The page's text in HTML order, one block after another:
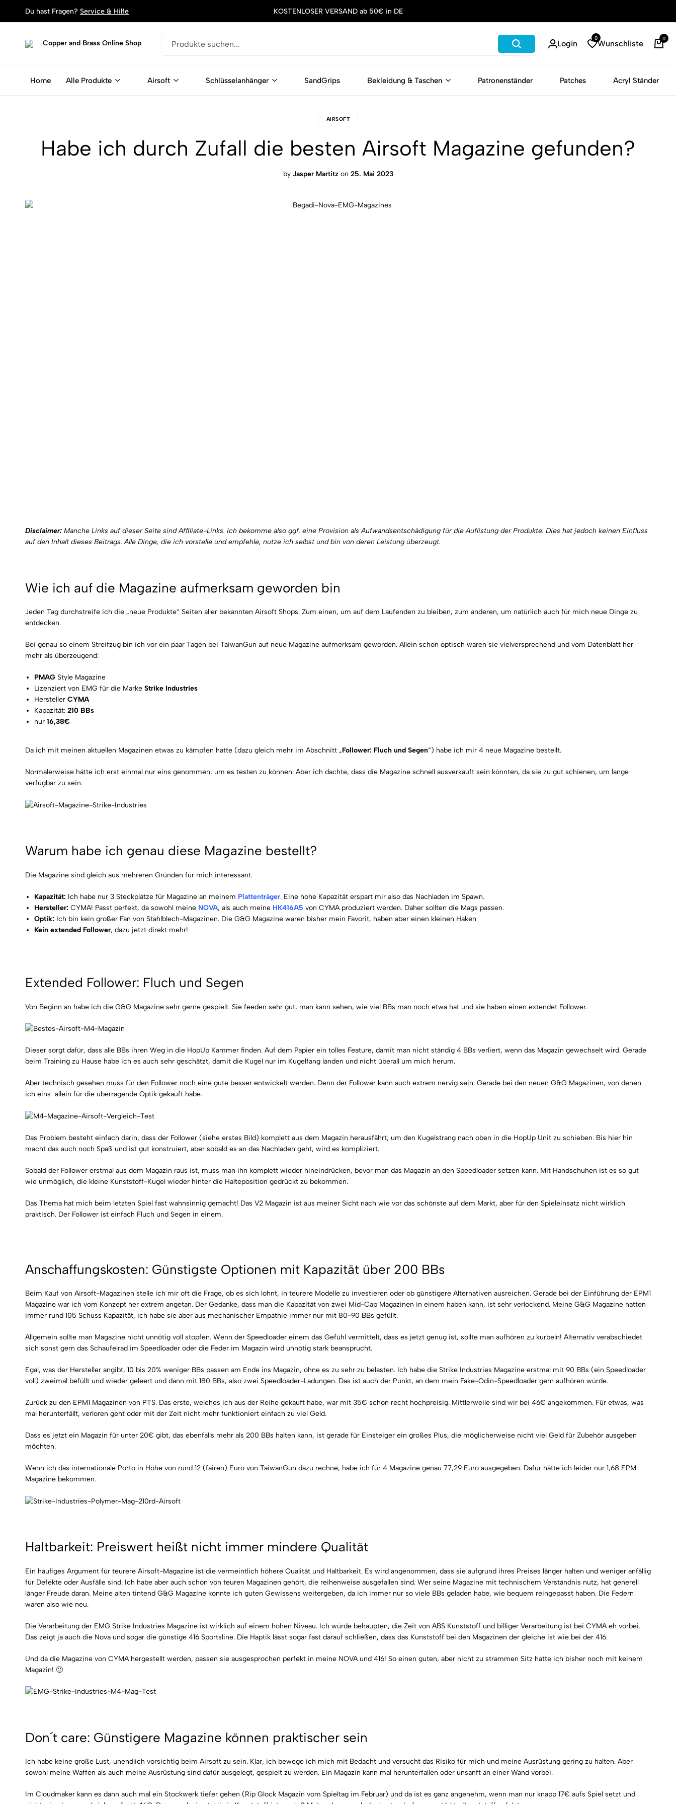
Du hast Fragen? Service & Hilfe KOSTENLOSER VERSAND ab 50€ in DE
Online
Schlüsselanhänger,
Patronen
Login
0
Wunschliste
0
Home Alle Produkte Airsoft Schlüsselanhänger SandGrips Bekleidung & Taschen Patronenständer Patches Acryl Ständer
AIRSOFT
Habe ich durch Zufall die besten Airsoft Magazine gefunden?
by Jasper Martitz on 25. Mai 2023
Disclaimer: Manche Links auf dieser Seite sind Affiliate-Links. Ich bekomme also ggf. eine Provision als Aufwandsentschädigung für die Auflistung der Produkte. Dies hat jedoch keinen Einfluss
auf den Inhalt dieses Beitrags. Alle Dinge, die ich vorstelle und empfehle, nutze ich selbst und bin von deren Leistung überzeugt.
Wie ich auf die Magazine aufmerksam geworden bin
Jeden Tag durchstreife ich die „neue Produkte“ Seiten aller bekannten Airsoft Shops. Zum einen, um auf dem Laufenden zu bleiben, zum anderen, um natürlich auch für mich neue Dinge zu
entdecken.
Bei genau so einem Streifzug bin ich vor ein paar Tagen bei TaiwanGun auf neue Magazine aufmerksam geworden. Allein schon optisch waren sie vielversprechend und vom Datenblatt her
mehr als überzeugend:
PMAG Style Magazine
Lizenziert von EMG für die MarkeStrike Industries
HerstellerCYMA
Kapazität:210 BBs
nur16,38€
Da ich mit meinen aktuellen Magazinen etwas zu kämpfen hatte (dazu gleich mehr im Abschnitt „Follower: Fluch und Segen“) habe ich mir 4 neue Magazine bestellt.
Normalerweise hätte ich erst einmal nur eins genommen, um es testen zu können. Aber ich dachte, dass die Magazine schnell ausverkauft sein könnten, da sie zu gut schienen, um lange
verfügbar zu sein.
Warum habe ich genau diese Magazine bestellt?
Die Magazine sind gleich aus mehreren Gründen für mich interessant.
Kapazität: Ich habe nur 3 Steckplätze für Magazine an meinem Plattenträger. Eine hohe Kapazität erspart mir also das Nachladen im Spawn.
Hersteller:CYMA! Passt perfekt, da sowohl meine NOVA, als auch meine HK416A5 von CYMA produziert werden. Daher sollten die Mags passen.
Optik: Ich bin kein großer Fan von Stahlblech-Magazinen. Die G&G Magazine waren bisher mein Favorit, haben aber einen kleinen Haken
Kein extended Follower, dazu jetzt direkt mehr!
Extended Follower: Fluch und Segen
Von Beginn an habe ich die G&G Magazine sehr gerne gespielt. Sie feeden sehr gut, man kann sehen, wie viel BBs man noch etwa hat und sie haben einen extendet Follower.
Dieser sorgt dafür, dass alle BBs ihren Weg in die HopUp Kammer finden. Auf dem Papier ein tolles Feature, damit man nicht ständig 4 BBs verliert, wenn das Magazin gewechselt wird. Gerade
beim Training zu Hause habe ich es auch sehr geschätzt, damit die Kugel nur im Kugelfang landen und nicht überall um mich herum.
Aber technisch gesehen muss für den Follower noch eine gute besser entwickelt werden. Denn der Follower kann auch extrem nervig sein. Gerade bei den neuen G&G Magazinen, von denen
ich eins allein für die überragende Optik gekauft habe.
Das Problem besteht einfach darin, dass der Follower (siehe erstes Bild) komplett aus dem Magazin herausfährt, um den Kugelstrang nach oben in die HopUp Unit zu schieben. Bis hier hin
macht das auch noch Spaß und ist gut konstruiert, aber sobald es an das Nachladen geht, wird es kompliziert.
Sobald der Follower erstmal aus dem Magazin raus ist, muss man ihn komplett wieder hineindrücken, bevor man das Magazin an den Speedloader setzen kann. Mit Handschuhen ist es so gut
wie unmöglich, die kleine Kunststoff-Kugel wieder hinter die Halteposition gedrückt zu bekommen.
Das Thema hat mich beim letzten Spiel fast wahnsinnig gemacht! Das V2 Magazin ist aus meiner Sicht nach wie vor das schönste auf dem Markt, aber für den Spieleinsatz nicht wirklich
praktisch. Der Follower ist einfach Fluch und Segen in einem.
Anschaffungskosten: Günstigste Optionen mit Kapazität über 200 BBs
Beim Kauf von Airsoft-Magazinen stelle ich mir oft die Frage, ob es sich lohnt, in teurere Modelle zu investieren oder ob günstigere Alternativen ausreichen. Gerade bei der Einführung der EPM1
Magazine war ich vom Konzept her extrem angetan. Der Gedanke, dass man die Kapazität von zwei Mid-Cap Magazinen in einem haben kann, ist sehr verlockend. Meine G&G Magazine hatten
immer rund 105 Schuss Kapazität, ich habe sie aber aus mechanischer Empathie immer nur mit 80-90 BBs gefüllt.
Allgemein sollte man Magazine nicht unnötig voll stopfen. Wenn der Speedloader einem das Gefühl vermittelt, dass es jetzt genug ist, sollte man aufhören zu kurbeln! Alternativ verabschiedet
sich sonst gern das Schaufelrad im Speedloader oder die Feder im Magazin wird unnötig stark beansprucht.
Egal, was der Hersteller angibt, 10 bis 20% weniger BBs passen am Ende ins Magazin, ohne es zu sehr zu belasten. Ich habe die Strike Industries Magazine erstmal mit 90 BBs (ein Speedloader
voll) zweimal befüllt und wieder geleert und dann mit 180 BBs, also zwei Speedloader-Ladungen. Das ist auch der Punkt, an dem mein Fake-Odin-Speedloader gern aufhören würde.
Zurück zu den EPM1 Magazinen von PTS. Das erste, welches ich aus der Reihe gekauft habe, war mit 35€ schon recht hochpreisig. Mittlerweile sind wir bei 46€ angekommen. Für etwas, was
mal herunterfällt, verloren geht oder mit der Zeit nicht mehr funktioniert einfach zu viel Geld.
Dass es jetzt ein Magazin für unter 20€ gibt, das ebenfalls mehr als 200 BBs halten kann, ist gerade für Einsteiger ein großes Plus, die möglicherweise nicht viel Geld für Zubehör ausgeben
möchten.
Wenn ich das internationale Porto in Höhe von rund 12 (fairen) Euro von TaiwanGun dazu rechne, habe ich für 4 Magazine genau 77,29 Euro ausgegeben. Dafür hätte ich leider nur 1,68 EPM
Magazine bekommen.
Haltbarkeit: Preiswert heißt nicht immer mindere Qualität
Ein häufiges Argument für teurere Airsoft-Magazine ist die vermeintlich höhere Qualität und Haltbarkeit. Es wird angenommen, dass sie aufgrund ihres Preises länger halten und weniger anfällig
für Defekte oder Ausfälle sind. Ich habe aber auch schon von teuren Magazinen gehört, die reihenweise ausgefallen sind. Wer seine Magazine mit technischem Verständnis nutz, hat generell
länger Freude daran. Meine alten tintend G&G Magazine konnte ich guten Gewissens weitergeben, da ich immer nur so viele BBs geladen habe, wie bequem reingepasst haben. Die Federn
waren also wie neu.
Die Verarbeitung der EMG Strike Industries Magazine ist wirklich auf einem hohen Niveau. Ich würde behaupten, die Zeit von ABS Kunststoff und billiger Verarbeitung ist bei CYMA eh vorbei.
Das zeigt ja auch die Nova und sogar die günstige 416 Sportsline. Die Haptik lässt sogar fast darauf schließen, dass das Kunststoff bei den Magazinen der gleiche ist wie bei der 416.
Und da die Magazine von CYMA hergestellt werden, passen sie ausgesprochen perfekt in meine NOVA und 416! So einen guten, aber nicht zu strammen Sitz hatte ich bisher noch mit keinem
Magazin! 🙂
Don´t care: Günstigere Magazine können praktischer sein
Ich habe keine große Lust, unendlich vorsichtig beim Airsoft zu sein. Klar, ich bewege ich mich mit Bedacht und versucht das Risiko für mich und meine Ausrüstung gering zu halten. Aber
sowohl meine Waffen als auch meine Ausrüstung sind dafür ausgelegt, gespielt zu werden. Ein Magazin kann mal herunterfallen oder unsanft an einer Wand vorbei.
Im Cloudmaker kann es dann auch mal ein Stockwerk tiefer gehen (Rip Glock Magazin vom Spieltag im Februar) und da ist es ganz angenehm, wenn man nur knapp 17€ aufs Spiel setzt und